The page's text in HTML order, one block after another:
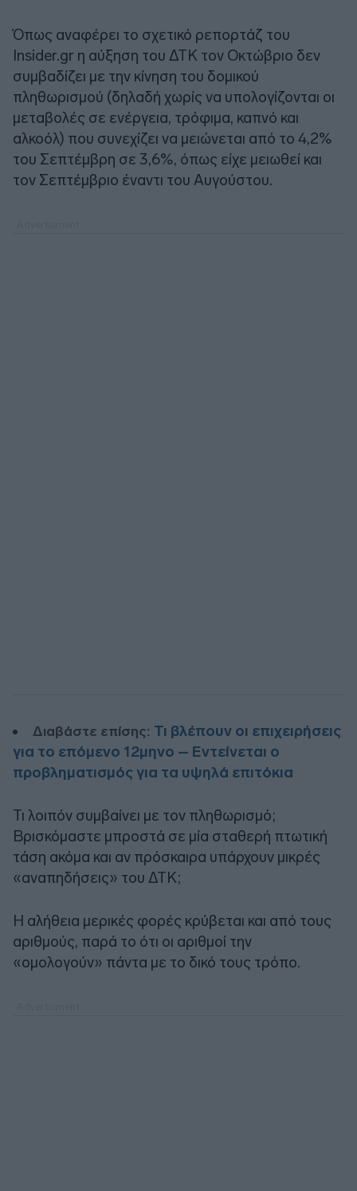
Όπως αναφέρει το σχετικό ρεπορτάζ του
Insider.gr η αύξηση του ΔΤΚ τον Οκτώβριο δεν
συμβαδίζει με την κίνηση του δομικού
πληθωρισμού (δηλαδή χωρίς να υπολογίζονται οι
μεταβολές σε ενέργεια, τρόφιμα, καπνό και
αλκοόλ) που συνεχίζει να μειώνεται από το 4,2%
του Σεπτέμβρη σε 3,6%, όπως είχε μειωθεί και
τον Σεπτέμβριο έναντι του Αυγούστου.
Διαβάστε επίσης: Τι βλέπουν οι επιχειρήσεις
για το επόμενο 12μηνο – Εντείνεται ο
προβληματισμός για τα υψηλά επιτόκια
Τι λοιπόν συμβαίνει με τον πληθωρισμό;
Βρισκόμαστε μπροστά σε μία σταθερή πτωτική
τάση ακόμα και αν πρόσκαιρα υπάρχουν μικρές
«αναπηδήσεις» του ΔΤΚ;
Η αλήθεια μερικές φορές κρύβεται και από τους
αριθμούς, παρά το ότι οι αριθμοί την
«ομολογούν» πάντα με το δικό τους τρόπο.